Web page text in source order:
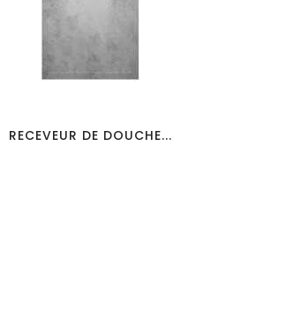
favorite_border visibility
RECEVEUR DE DOUCHE...